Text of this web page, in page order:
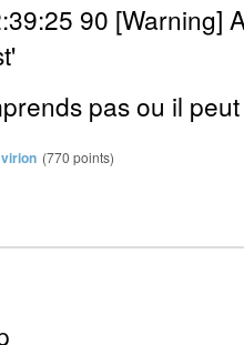
90 [Warning]
pas ou il
virion (770 points)